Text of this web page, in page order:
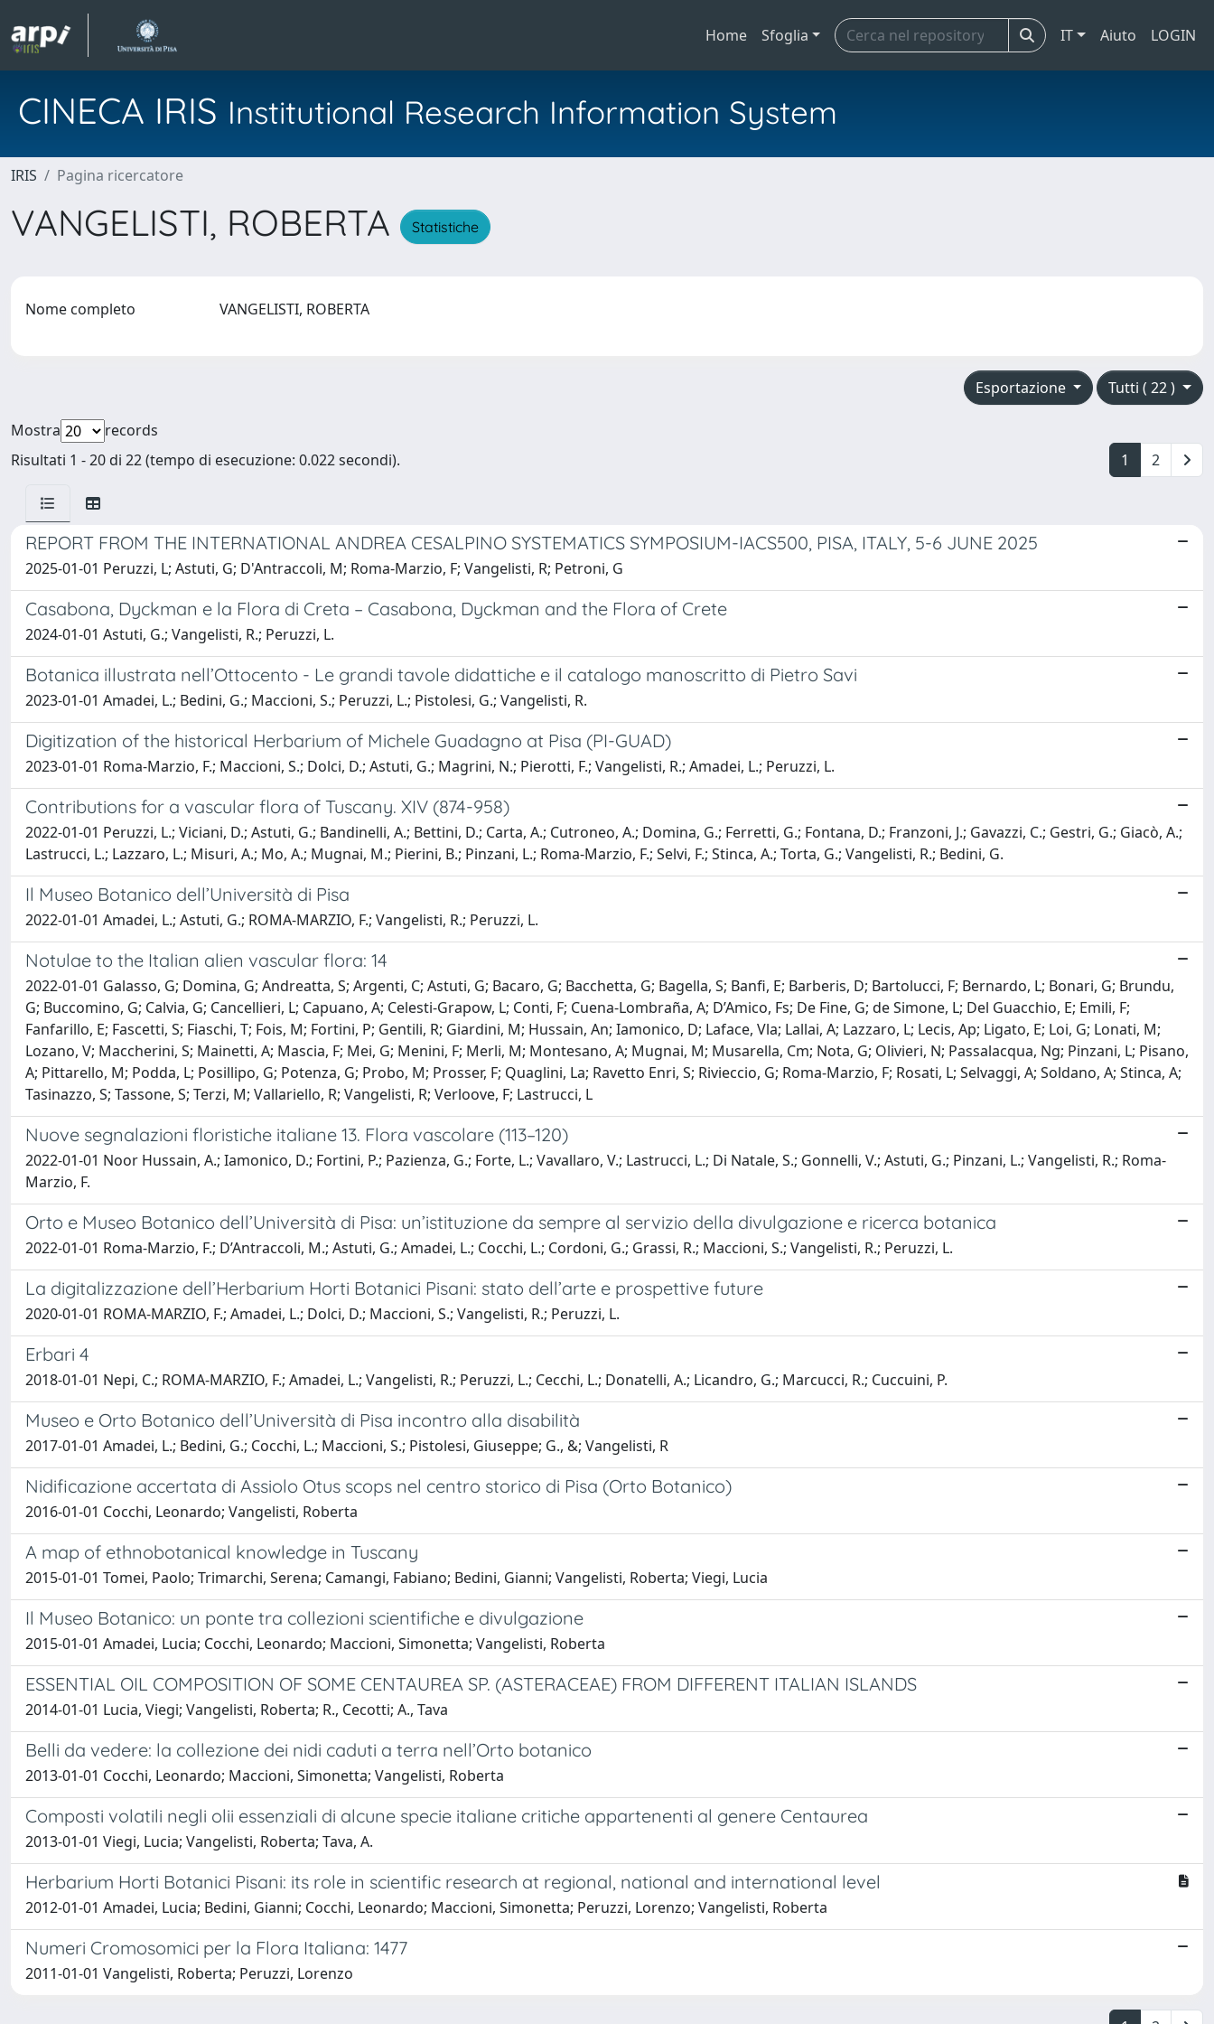
Home Sfoglia IT Aiuto LOGIN
CINECA IRIS Institutional Research Information System
IRIS Pagina ricercatore
VANGELISTI, ROBERTA Statistiche
Nome completo VANGELISTI, ROBERTA
Tutti ( 22 )
Esportazione
Mostra
records
Risultati 1 - 20 di 22 (tempo di esecuzione: 0.022 secondi).
1 2
REPORT FROM THE INTERNATIONAL ANDREA CESALPINO SYSTEMATICS SYMPOSIUM-IACS500, PISA, ITALY, 5-6 JUNE 2025
2025-01-01 Peruzzi, L; Astuti, G; D'Antraccoli, M; Roma-Marzio, F; Vangelisti, R; Petroni, G
Casabona, Dyckman e la Flora di Creta – Casabona, Dyckman and the Flora of Crete
2024-01-01 Astuti, G.; Vangelisti, R.; Peruzzi, L.
Botanica illustrata nell’Ottocento - Le grandi tavole didattiche e il catalogo manoscritto di Pietro Savi
2023-01-01 Amadei, L.; Bedini, G.; Maccioni, S.; Peruzzi, L.; Pistolesi, G.; Vangelisti, R.
Digitization of the historical Herbarium of Michele Guadagno at Pisa (PI-GUAD)
2023-01-01 Roma-Marzio, F.; Maccioni, S.; Dolci, D.; Astuti, G.; Magrini, N.; Pierotti, F.; Vangelisti, R.; Amadei, L.; Peruzzi, L.
Contributions for a vascular flora of Tuscany. XIV (874-958)
2022-01-01 Peruzzi, L.; Viciani, D.; Astuti, G.; Bandinelli, A.; Bettini, D.; Carta, A.; Cutroneo, A.; Domina, G.; Ferretti, G.; Fontana, D.; Franzoni, J.; Gavazzi, C.; Gestri, G.; Giacò, A.;
Lastrucci, L.; Lazzaro, L.; Misuri, A.; Mo, A.; Mugnai, M.; Pierini, B.; Pinzani, L.; Roma-Marzio, F.; Selvi, F.; Stinca, A.; Torta, G.; Vangelisti, R.; Bedini, G.
Il Museo Botanico dell’Università di Pisa
2022-01-01 Amadei, L.; Astuti, G.; ROMA-MARZIO, F.; Vangelisti, R.; Peruzzi, L.
Notulae to the Italian alien vascular flora: 14
2022-01-01 Galasso, G; Domina, G; Andreatta, S; Argenti, C; Astuti, G; Bacaro, G; Bacchetta, G; Bagella, S; Banfi, E; Barberis, D; Bartolucci, F; Bernardo, L; Bonari, G; Brundu,
G; Buccomino, G; Calvia, G; Cancellieri, L; Capuano, A; Celesti-Grapow, L; Conti, F; Cuena-Lombraña, A; D’Amico, Fs; De Fine, G; de Simone, L; Del Guacchio, E; Emili, F;
Fanfarillo, E; Fascetti, S; Fiaschi, T; Fois, M; Fortini, P; Gentili, R; Giardini, M; Hussain, An; Iamonico, D; Laface, Vla; Lallai, A; Lazzaro, L; Lecis, Ap; Ligato, E; Loi, G; Lonati, M;
Lozano, V; Maccherini, S; Mainetti, A; Mascia, F; Mei, G; Menini, F; Merli, M; Montesano, A; Mugnai, M; Musarella, Cm; Nota, G; Olivieri, N; Passalacqua, Ng; Pinzani, L; Pisano,
A; Pittarello, M; Podda, L; Posillipo, G; Potenza, G; Probo, M; Prosser, F; Quaglini, La; Ravetto Enri, S; Rivieccio, G; Roma-Marzio, F; Rosati, L; Selvaggi, A; Soldano, A; Stinca, A;
Tasinazzo, S; Tassone, S; Terzi, M; Vallariello, R; Vangelisti, R; Verloove, F; Lastrucci, L
Nuove segnalazioni floristiche italiane 13. Flora vascolare (113–120)
2022-01-01 Noor Hussain, A.; Iamonico, D.; Fortini, P.; Pazienza, G.; Forte, L.; Vavallaro, V.; Lastrucci, L.; Di Natale, S.; Gonnelli, V.; Astuti, G.; Pinzani, L.; Vangelisti, R.; Roma-
Marzio, F.
Orto e Museo Botanico dell’Università di Pisa: un’istituzione da sempre al servizio della divulgazione e ricerca botanica
2022-01-01 Roma-Marzio, F.; D’Antraccoli, M.; Astuti, G.; Amadei, L.; Cocchi, L.; Cordoni, G.; Grassi, R.; Maccioni, S.; Vangelisti, R.; Peruzzi, L.
La digitalizzazione dell’Herbarium Horti Botanici Pisani: stato dell’arte e prospettive future
2020-01-01 ROMA-MARZIO, F.; Amadei, L.; Dolci, D.; Maccioni, S.; Vangelisti, R.; Peruzzi, L.
Erbari 4
2018-01-01 Nepi, C.; ROMA-MARZIO, F.; Amadei, L.; Vangelisti, R.; Peruzzi, L.; Cecchi, L.; Donatelli, A.; Licandro, G.; Marcucci, R.; Cuccuini, P.
Museo e Orto Botanico dell’Università di Pisa incontro alla disabilità
2017-01-01 Amadei, L.; Bedini, G.; Cocchi, L.; Maccioni, S.; Pistolesi, Giuseppe; G., &; Vangelisti, R
Nidificazione accertata di Assiolo Otus scops nel centro storico di Pisa (Orto Botanico)
2016-01-01 Cocchi, Leonardo; Vangelisti, Roberta
A map of ethnobotanical knowledge in Tuscany
2015-01-01 Tomei, Paolo; Trimarchi, Serena; Camangi, Fabiano; Bedini, Gianni; Vangelisti, Roberta; Viegi, Lucia
Il Museo Botanico: un ponte tra collezioni scientifiche e divulgazione
2015-01-01 Amadei, Lucia; Cocchi, Leonardo; Maccioni, Simonetta; Vangelisti, Roberta
ESSENTIAL OIL COMPOSITION OF SOME CENTAUREA SP. (ASTERACEAE) FROM DIFFERENT ITALIAN ISLANDS
2014-01-01 Lucia, Viegi; Vangelisti, Roberta; R., Cecotti; A., Tava
Belli da vedere: la collezione dei nidi caduti a terra nell’Orto botanico
2013-01-01 Cocchi, Leonardo; Maccioni, Simonetta; Vangelisti, Roberta
Composti volatili negli olii essenziali di alcune specie italiane critiche appartenenti al genere Centaurea
2013-01-01 Viegi, Lucia; Vangelisti, Roberta; Tava, A.
Herbarium Horti Botanici Pisani: its role in scientific research at regional, national and international level
2012-01-01 Amadei, Lucia; Bedini, Gianni; Cocchi, Leonardo; Maccioni, Simonetta; Peruzzi, Lorenzo; Vangelisti, Roberta
Numeri Cromosomici per la Flora Italiana: 1477
2011-01-01 Vangelisti, Roberta; Peruzzi, Lorenzo